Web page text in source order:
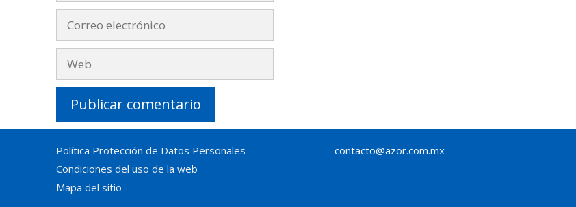
electrónico
Política Protección de Datos Personales
Condiciones del uso de la web
Mapa del sitio
contacto@azor.com.mx